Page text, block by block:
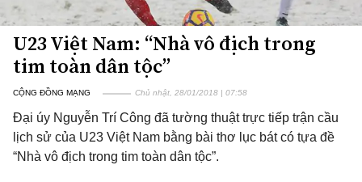
U23 Việt Nam: “Nhà vô địch trong
tim toàn dân tộc”
CỘNG ĐỒNG MẠNG Chủ nhật, 28/01/2018 | 07:58
Đại úy Nguyễn Trí Công đã tường thuật trực tiếp trận cầu
lịch sử của U23 Việt Nam bằng bài thơ lục bát có tựa đề
“Nhà vô địch trong tim toàn dân tộc”.